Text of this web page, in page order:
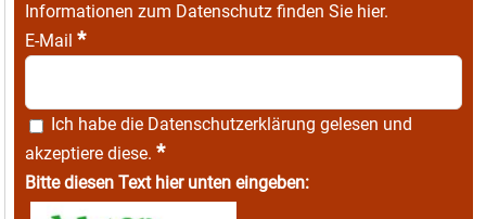
Informationen zum Datenschutz finden Sie hier.
E-Mail *
Ich habe die Datenschutzerklärung gelesen und
akzeptiere diese. *
Bitte diesen Text hier unten eingeben: